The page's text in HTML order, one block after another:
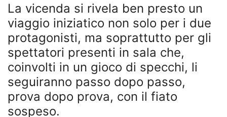
La vicenda si rivela ben presto un
viaggio iniziatico non solo per i due
protagonisti, ma soprattutto per gli
spettatori presenti in sala che,
coinvolti in un gioco di specchi, li
seguiranno passo dopo passo,
prova dopo prova, con il fiato
sospeso.